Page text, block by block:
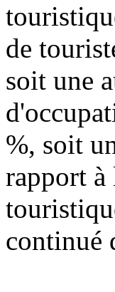
de
soit une
%, soit
rapport
continué